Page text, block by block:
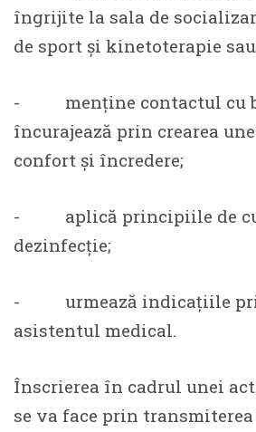
îngrijite la sala de
de sport și kinetoterapie
- menține contactul cu
încurajează prin crearea
confort și încredere;
- aplică principiile de
dezinfecție;
- urmează indicațiile
asistentul medical.
Înscrierea în cadrul unei
se va face prin